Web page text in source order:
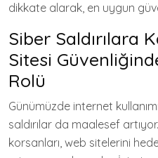
dikkate alarak, en uygun
Siber Saldırılara
Sitesi
Rolü
Günümüzde internet
saldırılar da maalesef
korsanları, web sitelerini